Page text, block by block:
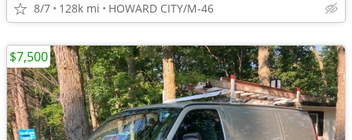
8/7 128k mi HOWARD CITY/M-46
$7,500